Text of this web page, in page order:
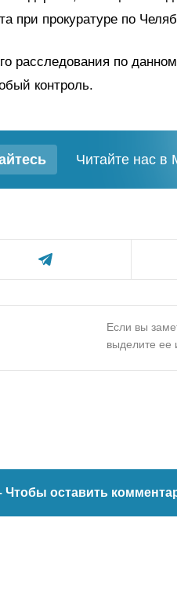
при прокуратуре по
расследования по
контроль.
Читайте нас в
Если вы
выделите ее
Чтобы оставить